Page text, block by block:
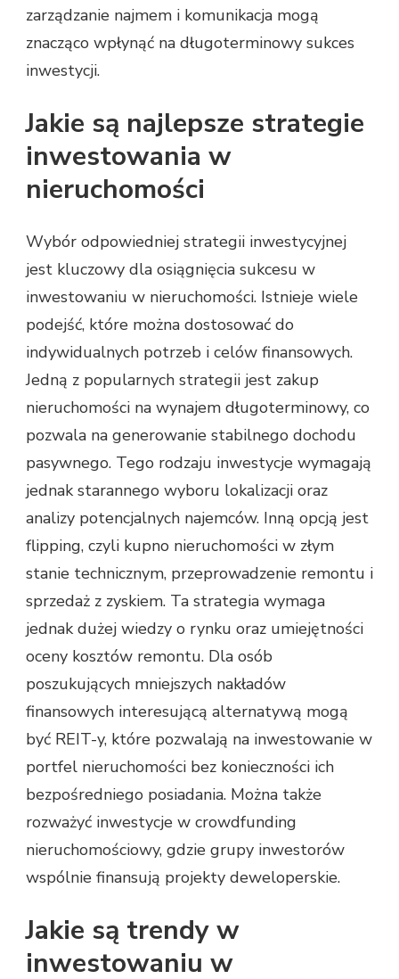
zarządzanie najmem i komunikacja mogą
znacząco wpłynąć na długoterminowy sukces
inwestycji.
Jakie są najlepsze strategie
inwestowania w
nieruchomości
Wybór odpowiedniej strategii inwestycyjnej
jest kluczowy dla osiągnięcia sukcesu w
inwestowaniu w nieruchomości. Istnieje wiele
podejść, które można dostosować do
indywidualnych potrzeb i celów finansowych.
Jedną z popularnych strategii jest zakup
nieruchomości na wynajem długoterminowy, co
pozwala na generowanie stabilnego dochodu
pasywnego. Tego rodzaju inwestycje wymagają
jednak starannego wyboru lokalizacji oraz
analizy potencjalnych najemców. Inną opcją jest
flipping, czyli kupno nieruchomości w złym
stanie technicznym, przeprowadzenie remontu i
sprzedaż z zyskiem. Ta strategia wymaga
jednak dużej wiedzy o rynku oraz umiejętności
oceny kosztów remontu. Dla osób
poszukujących mniejszych nakładów
finansowych interesującą alternatywą mogą
być REIT-y, które pozwalają na inwestowanie w
portfel nieruchomości bez konieczności ich
bezpośredniego posiadania. Można także
rozważyć inwestycje w crowdfunding
nieruchomościowy, gdzie grupy inwestorów
wspólnie finansują projekty deweloperskie.
Jakie są trendy w
inwestowaniu w